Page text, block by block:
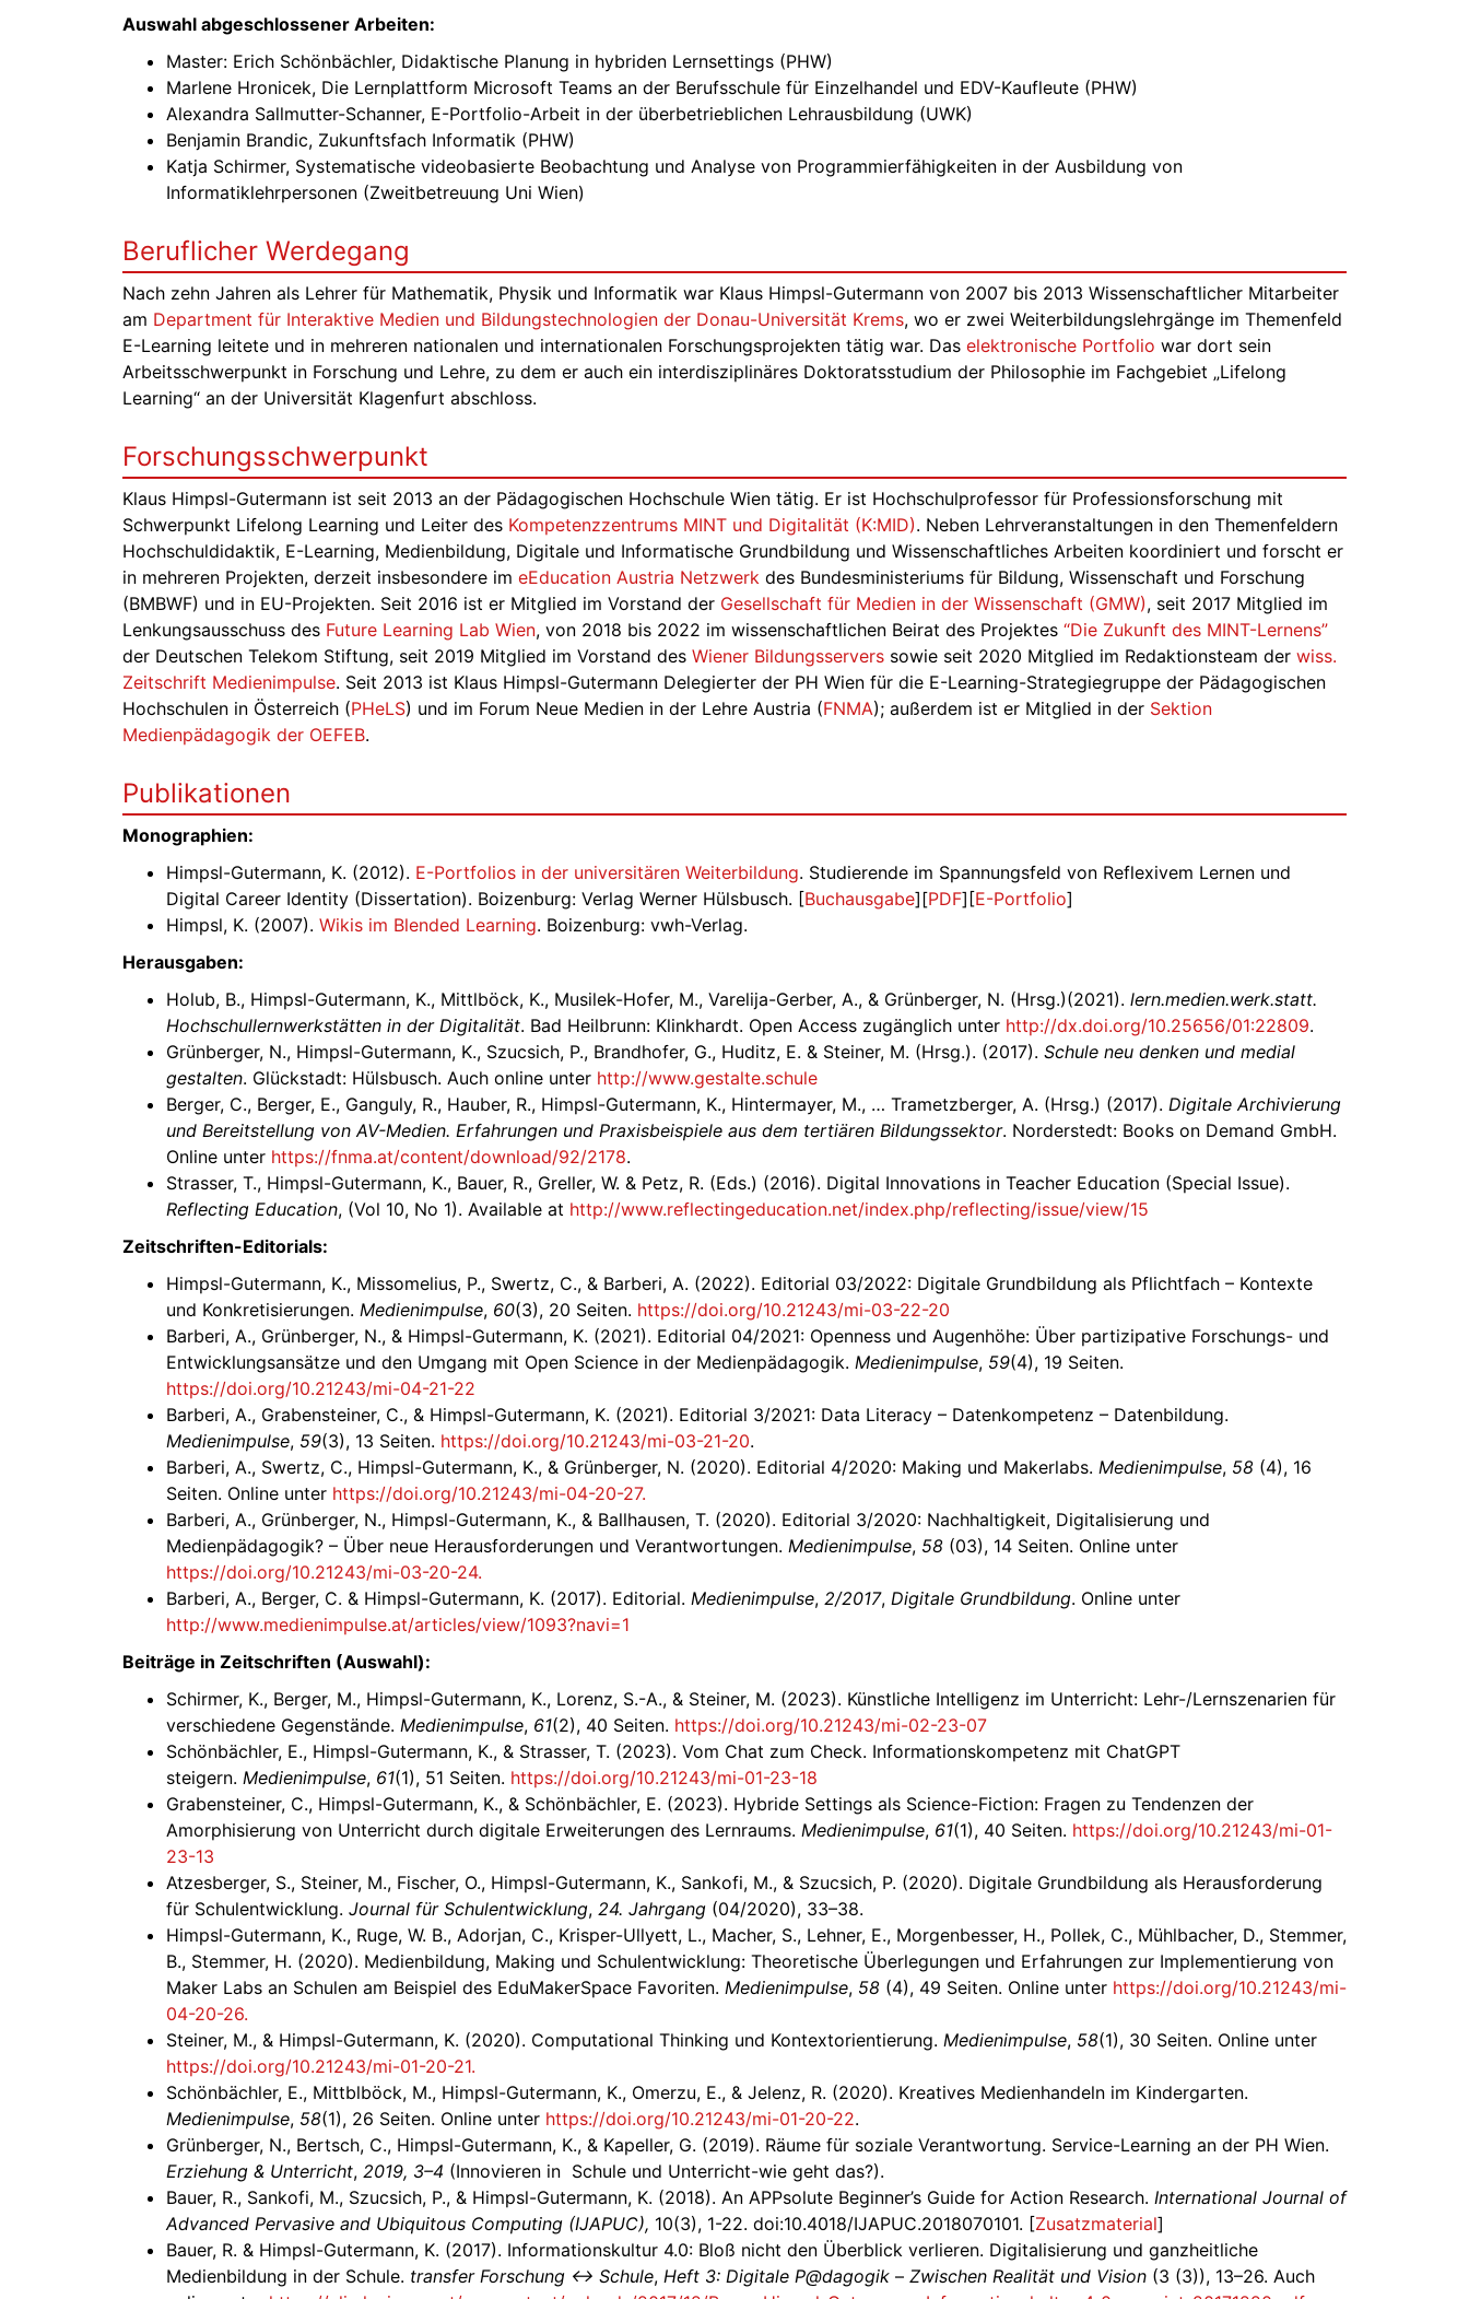
Auswahl abgeschlossener Arbeiten:
Master: Erich Schönbächler, Didaktische Planung in hybriden Lernsettings (PHW)
Marlene Hronicek, Die Lernplattform Microsoft Teams an der Berufsschule für Einzelhandel und EDV-Kaufleute (PHW)
Alexandra Sallmutter-Schanner, E-Portfolio-Arbeit in der überbetrieblichen Lehrausbildung (UWK)
Benjamin Brandic, Zukunftsfach Informatik (PHW)
Katja Schirmer, Systematische videobasierte Beobachtung und Analyse von Programmierfähigkeiten in der Ausbildung von
Informatiklehrpersonen (Zweitbetreuung Uni Wien)
Beruflicher Werdegang
Nach zehn Jahren als Lehrer für Mathematik, Physik und Informatik war Klaus Himpsl-Gutermann von 2007 bis 2013 Wissenschaftlicher Mitarbeiter
am Department für Interaktive Medien und Bildungstechnologien der Donau-Universität Krems, wo er zwei Weiterbildungslehrgänge im Themenfeld
E-Learning leitete und in mehreren nationalen und internationalen Forschungsprojekten tätig war. Das elektronische Portfolio war dort sein
Arbeitsschwerpunkt in Forschung und Lehre, zu dem er auch ein interdisziplinäres Doktoratsstudium der Philosophie im Fachgebiet „Lifelong
Learning“ an der Universität Klagenfurt abschloss.
Forschungsschwerpunkt
Klaus Himpsl-Gutermann ist seit 2013 an der Pädagogischen Hochschule Wien tätig. Er ist Hochschulprofessor für Professionsforschung mit
Schwerpunkt Lifelong Learning und Leiter des Kompetenzzentrums MINT und Digitalität (K:MID). Neben Lehrveranstaltungen in den Themenfeldern
Hochschuldidaktik, E-Learning, Medienbildung, Digitale und Informatische Grundbildung und Wissenschaftliches Arbeiten koordiniert und forscht er
in mehreren Projekten, derzeit insbesondere im eEducation Austria Netzwerk des Bundesministeriums für Bildung, Wissenschaft und Forschung
(BMBWF) und in EU-Projekten. Seit 2016 ist er Mitglied im Vorstand der Gesellschaft für Medien in der Wissenschaft (GMW), seit 2017 Mitglied im
Lenkungsausschuss des Future Learning Lab Wien, von 2018 bis 2022 im wissenschaftlichen Beirat des Projektes “Die Zukunft des MINT-Lernens”
der Deutschen Telekom Stiftung, seit 2019 Mitglied im Vorstand des Wiener Bildungsservers sowie seit 2020 Mitglied im Redaktionsteam der wiss.
Zeitschrift Medienimpulse. Seit 2013 ist Klaus Himpsl-Gutermann Delegierter der PH Wien für die E-Learning-Strategiegruppe der Pädagogischen
Hochschulen in Österreich (PHeLS) und im Forum Neue Medien in der Lehre Austria (FNMA); außerdem ist er Mitglied in der Sektion
Medienpädagogik der OEFEB.
Publikationen
Monographien:
Himpsl-Gutermann, K. (2012). E-Portfolios in der universitären Weiterbildung. Studierende im Spannungsfeld von Reflexivem Lernen und
Digital Career Identity (Dissertation). Boizenburg: Verlag Werner Hülsbusch. [Buchausgabe][PDF][E-Portfolio]
Himpsl, K. (2007). Wikis im Blended Learning. Boizenburg: vwh-Verlag.
Herausgaben:
Holub, B., Himpsl-Gutermann, K., Mittlböck, K., Musilek-Hofer, M., Varelija-Gerber, A., & Grünberger, N. (Hrsg.)(2021). lern.medien.werk.statt.
Hochschullernwerkstätten in der Digitalität. Bad Heilbrunn: Klinkhardt. Open Access zugänglich unter http://dx.doi.org/10.25656/01:22809.
Grünberger, N., Himpsl-Gutermann, K., Szucsich, P., Brandhofer, G., Huditz, E. & Steiner, M. (Hrsg.). (2017). Schule neu denken und medial
gestalten. Glückstadt: Hülsbusch. Auch online unter http://www.gestalte.schule
Berger, C., Berger, E., Ganguly, R., Hauber, R., Himpsl-Gutermann, K., Hintermayer, M., … Trametzberger, A. (Hrsg.) (2017). Digitale Archivierung
und Bereitstellung von AV-Medien. Erfahrungen und Praxisbeispiele aus dem tertiären Bildungssektor. Norderstedt: Books on Demand GmbH.
Online unter https://fnma.at/content/download/92/2178.
Strasser, T., Himpsl-Gutermann, K., Bauer, R., Greller, W. & Petz, R. (Eds.) (2016). Digital Innovations in Teacher Education (Special Issue).
Reflecting Education, (Vol 10, No 1). Available at http://www.reflectingeducation.net/index.php/reflecting/issue/view/15
Zeitschriften-Editorials:
Himpsl-Gutermann, K., Missomelius, P., Swertz, C., & Barberi, A. (2022). Editorial 03/2022: Digitale Grundbildung als Pflichtfach – Kontexte
und Konkretisierungen. Medienimpulse, 60(3), 20 Seiten. https://doi.org/10.21243/mi-03-22-20
Barberi, A., Grünberger, N., & Himpsl-Gutermann, K. (2021). Editorial 04/2021: Openness und Augenhöhe: Über partizipative Forschungs- und
Entwicklungsansätze und den Umgang mit Open Science in der Medienpädagogik. Medienimpulse, 59(4), 19 Seiten.
https://doi.org/10.21243/mi-04-21-22
Barberi, A., Grabensteiner, C., & Himpsl-Gutermann, K. (2021). Editorial 3/2021: Data Literacy – Datenkompetenz – Datenbildung.
Medienimpulse, 59(3), 13 Seiten. https://doi.org/10.21243/mi-03-21-20.
Barberi, A., Swertz, C., Himpsl-Gutermann, K., & Grünberger, N. (2020). Editorial 4/2020: Making und Makerlabs. Medienimpulse, 58 (4), 16
Seiten. Online unter https://doi.org/10.21243/mi-04-20-27.
Barberi, A., Grünberger, N., Himpsl-Gutermann, K., & Ballhausen, T. (2020). Editorial 3/2020: Nachhaltigkeit, Digitalisierung und
Medienpädagogik? – Über neue Herausforderungen und Verantwortungen. Medienimpulse, 58 (03), 14 Seiten. Online unter
https://doi.org/10.21243/mi-03-20-24.
Barberi, A., Berger, C. & Himpsl-Gutermann, K. (2017). Editorial. Medienimpulse, 2/2017, Digitale Grundbildung. Online unter
http://www.medienimpulse.at/articles/view/1093?navi=1
Beiträge in Zeitschriften (Auswahl):
Schirmer, K., Berger, M., Himpsl-Gutermann, K., Lorenz, S.-A., & Steiner, M. (2023). Künstliche Intelligenz im Unterricht: Lehr-/Lernszenarien für
verschiedene Gegenstände. Medienimpulse, 61(2), 40 Seiten. https://doi.org/10.21243/mi-02-23-07
Schönbächler, E., Himpsl-Gutermann, K., & Strasser, T. (2023). Vom Chat zum Check. Informationskompetenz mit ChatGPT
steigern. Medienimpulse, 61(1), 51 Seiten. https://doi.org/10.21243/mi-01-23-18
Grabensteiner, C., Himpsl-Gutermann, K., & Schönbächler, E. (2023). Hybride Settings als Science-Fiction: Fragen zu Tendenzen der
Amorphisierung von Unterricht durch digitale Erweiterungen des Lernraums. Medienimpulse, 61(1), 40 Seiten. https://doi.org/10.21243/mi-01-
23-13
Atzesberger, S., Steiner, M., Fischer, O., Himpsl-Gutermann, K., Sankofi, M., & Szucsich, P. (2020). Digitale Grundbildung als Herausforderung
für Schulentwicklung. Journal für Schulentwicklung, 24. Jahrgang (04/2020), 33–38.
Himpsl-Gutermann, K., Ruge, W. B., Adorjan, C., Krisper-Ullyett, L., Macher, S., Lehner, E., Morgenbesser, H., Pollek, C., Mühlbacher, D., Stemmer,
B., Stemmer, H. (2020). Medienbildung, Making und Schulentwicklung: Theoretische Überlegungen und Erfahrungen zur Implementierung von
Maker Labs an Schulen am Beispiel des EduMakerSpace Favoriten. Medienimpulse, 58 (4), 49 Seiten. Online unter https://doi.org/10.21243/mi-
04-20-26.
Steiner, M., & Himpsl-Gutermann, K. (2020). Computational Thinking und Kontextorientierung. Medienimpulse, 58(1), 30 Seiten. Online unter
https://doi.org/10.21243/mi-01-20-21.
Schönbächler, E., Mittblböck, M., Himpsl-Gutermann, K., Omerzu, E., & Jelenz, R. (2020). Kreatives Medienhandeln im Kindergarten.
Medienimpulse, 58(1), 26 Seiten. Online unter https://doi.org/10.21243/mi-01-20-22.
Grünberger, N., Bertsch, C., Himpsl-Gutermann, K., & Kapeller, G. (2019). Räume für soziale Verantwortung. Service-Learning an der PH Wien.
Erziehung & Unterricht, 2019, 3–4 (Innovieren in Schule und Unterricht-wie geht das?).
Bauer, R., Sankofi, M., Szucsich, P., & Himpsl-Gutermann, K. (2018). An APPsolute Beginner’s Guide for Action Research. International Journal of
Advanced Pervasive and Ubiquitous Computing (IJAPUC), 10(3), 1-22. doi:10.4018/IJAPUC.2018070101. [Zusatzmaterial]
Bauer, R. & Himpsl-Gutermann, K. (2017). Informationskultur 4.0: Bloß nicht den Überblick verlieren. Digitalisierung und ganzheitliche
Medienbildung in der Schule. transfer Forschung ↔ Schule, Heft 3: Digitale P@dagogik – Zwischen Realität und Vision (3 (3)), 13–26. Auch